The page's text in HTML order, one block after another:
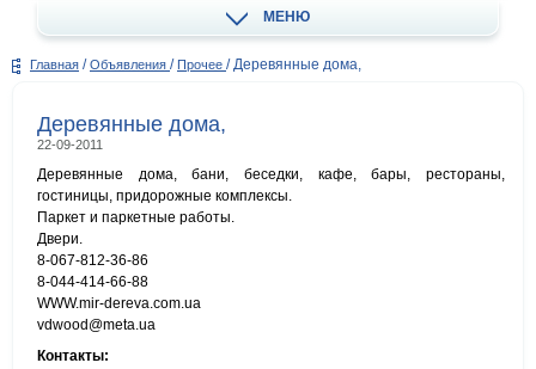
МЕНЮ
Главная / Объявления / Прочее / Деревянные дома,
Деревянные дома,
22-09-2011
Деревянные дома, бани, беседки, кафе, бары, рестораны,
гостиницы, придорожные комплексы.
Паркет и паркетные работы.
Двери.
8-067-812-36-86
8-044-414-66-88
WWW.mir-dereva.com.ua
vdwood@meta.ua
Контакты: